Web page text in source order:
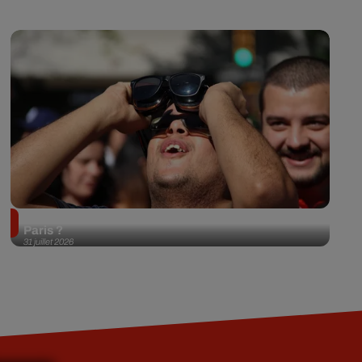
31 juillet 2026
Paris ?